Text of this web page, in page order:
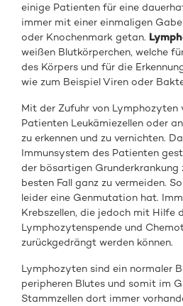
einige Patienten für eine
immer mit einer einmaligen
oder Knochenmark getan.
weißen Blutkörperchen, welche
des Körpers und für die
wie zum Beispiel Viren oder
Mit der Zufuhr von Lymphozyten
Patienten Leukämiezellen oder
zu erkennen und zu vernichten.
Immunsystem des Patienten
der bösartigen Grunderkrankung
besten Fall ganz zu vermeiden.
leider eine Genmutation hat.
Krebszellen, die jedoch mit Hilfe
Lymphozytenspende und
zurückgedrängt werden können.
Lymphozyten sind ein normaler
peripheren Blutes und somit im
Stammzellen dort immer